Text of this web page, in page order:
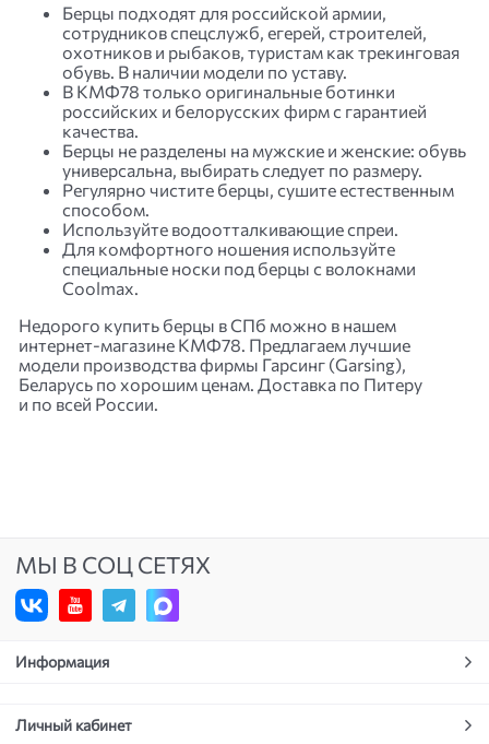
Берцы подходят для российской армии,
сотрудников спецслужб, егерей, строителей,
охотников и рыбаков, туристам как трекинговая
обувь. В наличии модели по уставу.
В КМФ78 только оригинальные ботинки
российских и белорусских фирм с гарантией
качества.
Берцы не разделены на мужские и женские: обувь
универсальна, выбирать следует по размеру.
Регулярно чистите берцы, сушите естественным
способом.
Используйте водоотталкивающие спреи.
Для комфортного ношения используйте
специальные носки под берцы с волокнами
Coolmax.
Недорого купить берцы в СПб можно в нашем
интернет-магазине КМФ78. Предлагаем лучшие
модели производства фирмы Гарсинг (Garsing),
Беларусь по хорошим ценам. Доставка по Питеру
и по всей России.
МЫ В СОЦ СЕТЯХ
Информация
Личный кабинет